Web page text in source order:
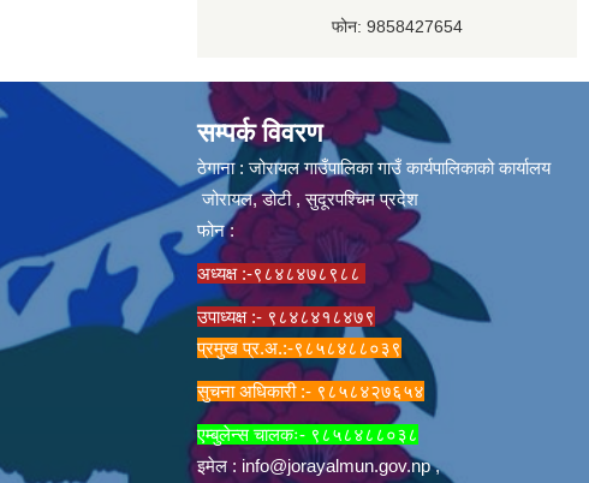
फोन: 9858427654
सम्पर्क विवरण
ठेगाना : जोरायल गाउँपालिका गाउँ कार्यपालिकाको कार्यालय
जोरायल, डोटी , सुदूरपश्चिम प्रदेश
फोन :
अध्यक्ष :-९८४८४७८९८८
उपाध्यक्ष :- ९८४८४१८४७९
प्रमुख प्र.अ.:-९८५८४८८०३९
सुचना अधिकारी :- ९८५८४२७६५४
एम्बुलेन्स चालकः- ९८५८४८८०३८
इमेल : info@jorayalmun.gov.np,